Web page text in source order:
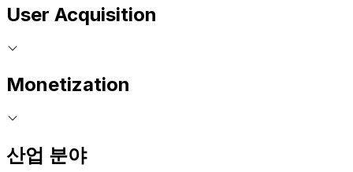
User Acquisition
Monetization
산업 분야